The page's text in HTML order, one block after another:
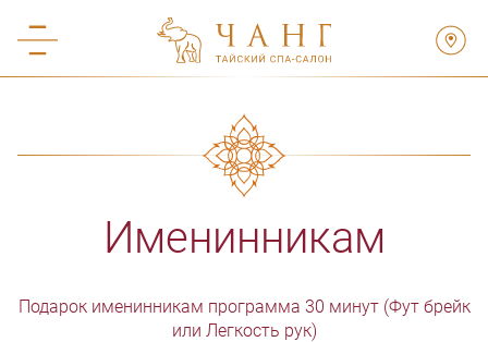
Именинникам
Подарок именинникам программа 30 минут (Фут брейк
или Легкость рук)